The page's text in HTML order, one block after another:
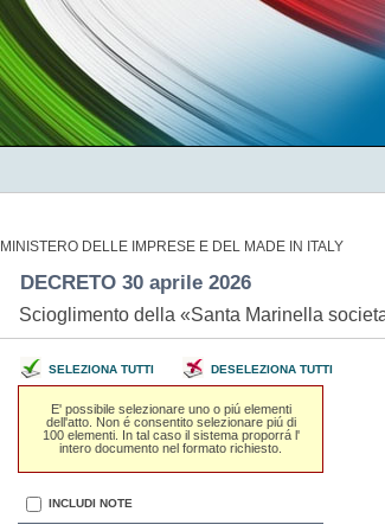
MINISTERO DELLE IMPRESE E DEL MADE IN ITALY
DECRETO 30 aprile 2026
Scioglimento della «Santa Marinella
SELEZIONA TUTTI DESELEZIONA TUTTI
E' possibile selezionare uno o piú elementi
dell'atto. Non é consentito selezionare piú di
100 elementi. In tal caso il sistema proporrá l'
intero documento nel formato richiesto.
INCLUDI NOTE